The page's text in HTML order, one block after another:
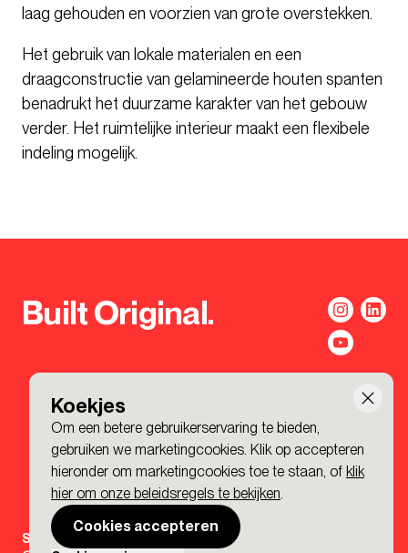
Koekjes
Om een betere gebruikerservaring te bieden,
gebruiken we marketingcookies. Klik op accepteren
hieronder om marketingcookies toe te staan, of klik
hier om onze beleidsregels te bekijken.
Cookies accepteren
laag gehouden en voorzien van grote overstekken.
Het gebruik van lokale materialen en een
draagconstructie van gelamineerde houten spanten
benadrukt het duurzame karakter van het gebouw
verder. Het ruimtelijke interieur maakt een flexibele
indeling mogelijk.
Built Original.
Sign-up to the BDP. Newsletter